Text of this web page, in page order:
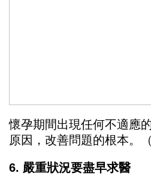
懷孕期間出現任何不適應
原因，改善問題的根本。
6. 嚴重狀況要盡早求醫